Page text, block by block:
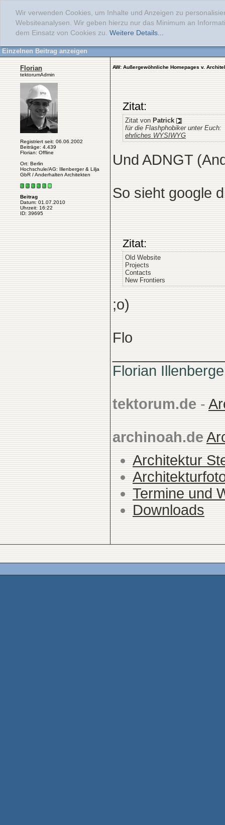
Wir verwenden Cookies, um Inhalte und Anzeigen zu
Websiteanalysen. Wir geben hierzu nur das Minimum an
dem Einsatz von Cookies zu. Weitere Details...
Einzelnen Beitrag anzeigen
Florian
tektorumAdmin
Registriert seit: 06.06.2002
Beiträge: 4.439
Florian: Offline
Ort: Berlin
Hochschule/AG: Illenberger & Lilja
GbR / Anderhalten Architekten
Beitrag
Datum: 01.07.2010
Uhrzeit: 16:22
ID: 39695
AW: Außergewöhnliche Homepages v.
Zitat:
Zitat von Patrick
für die Flashphobiker unter Euch:
ehrliches WYSIWYG
Und ADNGT
So sieht google
Zitat:
Old Website
Projects
Contacts
New Frontiers
;o)
Flo
Florian
tektorum.de -
archinoah.de
Architektur
Termine und
Downloads